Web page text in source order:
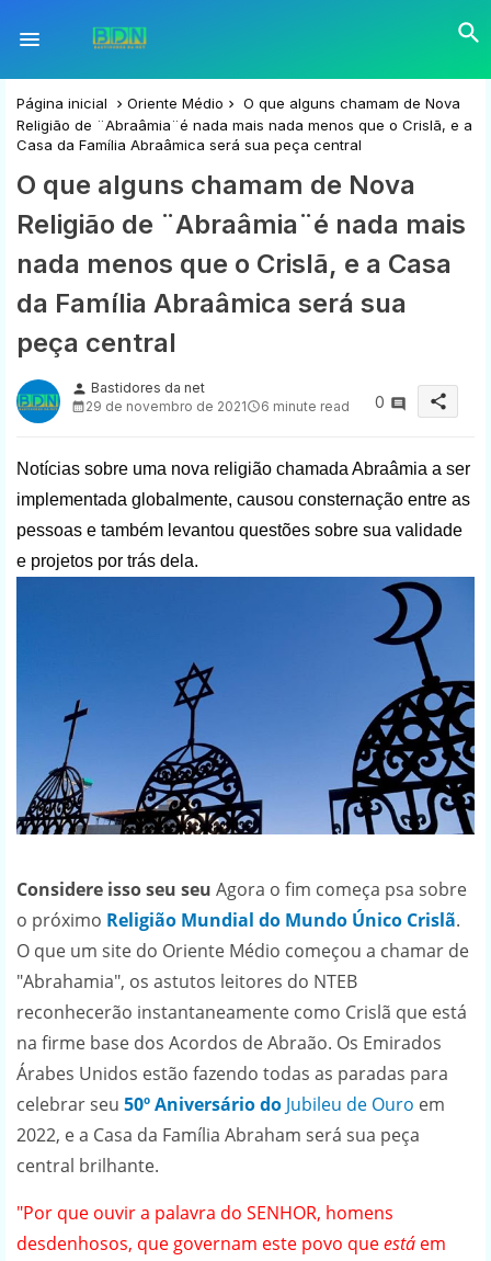
Página inicial Oriente Médio
O que alguns chamam de Nova
Religião de ¨Abraâmia¨é nada mais nada menos que o Crislã, e a
Casa da Família Abraâmica será sua peça central
O que alguns chamam de Nova
Religião de ¨Abraâmia¨é nada mais
nada menos que o Crislã, e a Casa
da Família Abraâmica será sua
peça central
person Bastidores da net
29 de novembro de 2021
6 minute read 0 share
Notícias sobre uma nova religião chamada Abraâmia a ser
implementada globalmente, causou consternação entre as
pessoas e também levantou questões sobre sua validade
e projetos por trás dela.
Considere isso seu seu Agora o fim começa psa sobre
o próximo Religião Mundial do Mundo Único Crislã.
O que um site do Oriente Médio começou a chamar de
"Abrahamia", os astutos leitores do NTEB
reconhecerão instantaneamente como Crislã que está
na firme base dos Acordos de Abraão. Os Emirados
Árabes Unidos estão fazendo todas as paradas para
celebrar seu 50º Aniversário do Jubileu de Ouro em
2022, e a Casa da Família Abraham será sua peça
central brilhante.
"Por que ouvir a palavra do SENHOR, homens
desdenhosos, que governam este povo queestá em